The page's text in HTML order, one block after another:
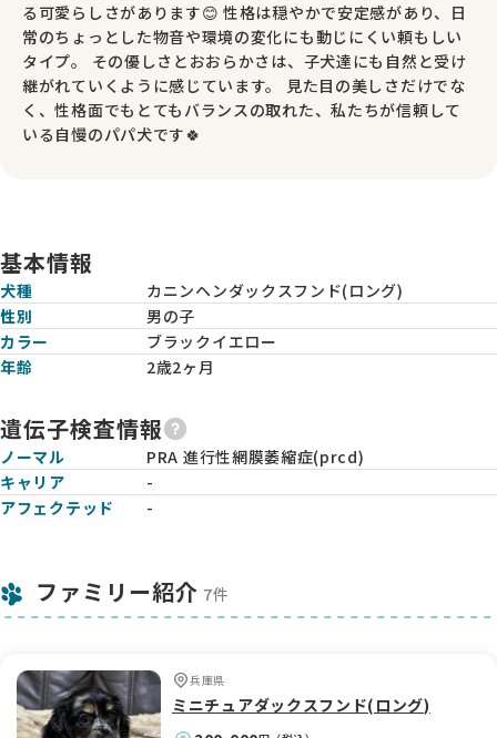
る可愛らしさがあります😊 性格は穏やかで安定感があり、日
常のちょっとした物音や環境の変化にも動じにくい頼もしい
タイプ。 その優しさとおおらかさは、子犬達にも自然と受け
継がれていくように感じています。 見た目の美しさだけでな
く、性格面でもとてもバランスの取れた、私たちが信頼して
いる自慢のパパ犬です🍀
基本情報
犬種
カニンヘンダックスフンド(ロング)
性別
男の子
カラー
ブラックイエロー
年齢
2歳2ヶ月
遺伝子検査情報
ノーマル
PRA 進行性網膜萎縮症(prcd)
キャリア
-
アフェクテッド
-
ファミリー紹介 7件
兵庫県
ミニチュアダックスフンド(ロング)